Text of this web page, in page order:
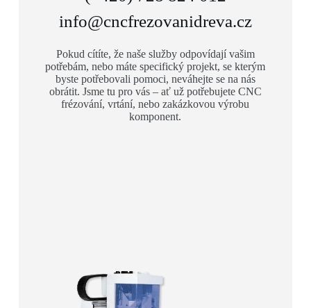
info@cncfrezovanidreva.cz
Pokud cítíte, že naše služby odpovídají vašim
potřebám, nebo máte specifický projekt, se kterým
byste potřebovali pomoci, neváhejte se na nás
obrátit. Jsme tu pro vás – ať už potřebujete CNC
frézování, vrtání, nebo zakázkovou výrobu
komponent.